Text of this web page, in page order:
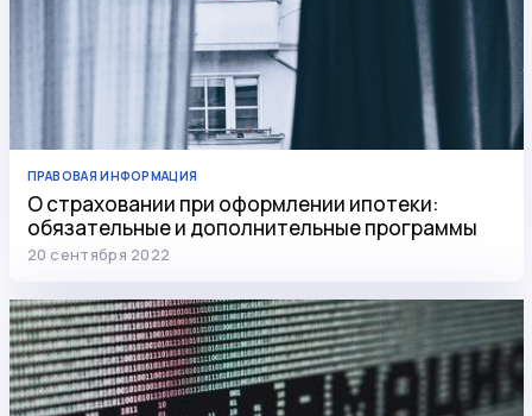
ПРАВОВАЯ ИНФОРМАЦИЯ
О страховании при оформлении ипотеки:
обязательные и дополнительные программы
20 сентября 2022